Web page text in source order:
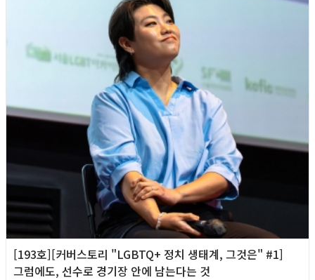
[193호][커버스토리 "LGBTQ+ 정치 생태계, 그것은" #1]
그럼에도, 선수로 경기장 안에 남는다는 것